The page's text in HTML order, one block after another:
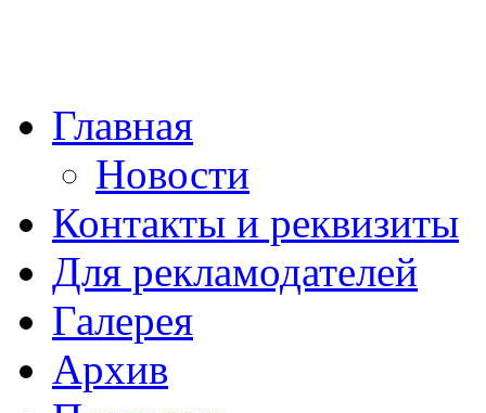
Главная
Новости
Контакты и реквизиты
Для рекламодателей
Галерея
Архив